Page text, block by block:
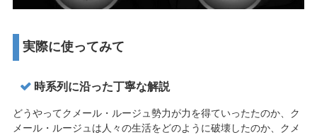
実際に使ってみて
時系列に沿った丁寧な解説
どうやってクメール・ルージュ勢力が力を得ていったたのか、ク
メール・ルージュは人々の生活をどのように破壊したのか、クメ